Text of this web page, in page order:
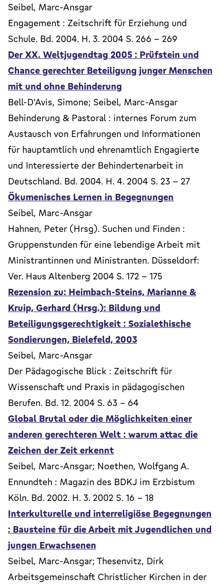
Seibel, Marc-Ansgar
Engagement : Zeitschrift für Erziehung und
Schule. Bd. 2004. H. 3. 2004 S. 266 - 269
Der XX. Weltjugendtag 2005 : Prüfstein und
Chance gerechter Beteiligung junger Menschen
mit und ohne Behinderung
Bell-D'Avis, Simone; Seibel, Marc-Ansgar
Behinderung & Pastoral : internes Forum zum
Austausch von Erfahrungen und Informationen
für hauptamtlich und ehrenamtlich Engagierte
und Interessierte der Behindertenarbeit in
Deutschland. Bd. 2004. H. 4. 2004 S. 23 - 27
Ökumenisches Lernen in Begegnungen
Seibel, Marc-Ansgar
Hahnen, Peter (Hrsg). Suchen und Finden :
Gruppenstunden für eine lebendige Arbeit mit
Ministrantinnen und Ministranten. Düsseldorf:
Ver. Haus Altenberg 2004 S. 172 - 175
Rezension zu: Heimbach-Steins, Marianne &
Kruip, Gerhard (Hrsg.): Bildung und
Beteiligungsgerechtigkeit : Sozialethische
Sondierungen, Bielefeld, 2003
Seibel, Marc-Ansgar
Der Pädagogische Blick : Zeitschrift für
Wissenschaft und Praxis in pädagogischen
Berufen. Bd. 12. 2004 S. 63 - 64
Global Brutal oder die Möglichkeiten einer
anderen gerechteren Welt : warum attac die
Zeichen der Zeit erkennt
Seibel, Marc-Ansgar; Noethen, Wolfgang A.
Ennundteh : Magazin des BDKJ im Erzbistum
Köln. Bd. 2002. H. 3. 2002 S. 16 - 18
Interkulturelle und interreligiöse Begegnungen
: Bausteine für die Arbeit mit Jugendlichen und
jungen Erwachsenen
Seibel, Marc-Ansgar; Thesenvitz, Dirk
Arbeitsgemeinschaft Christlicher Kirchen in der